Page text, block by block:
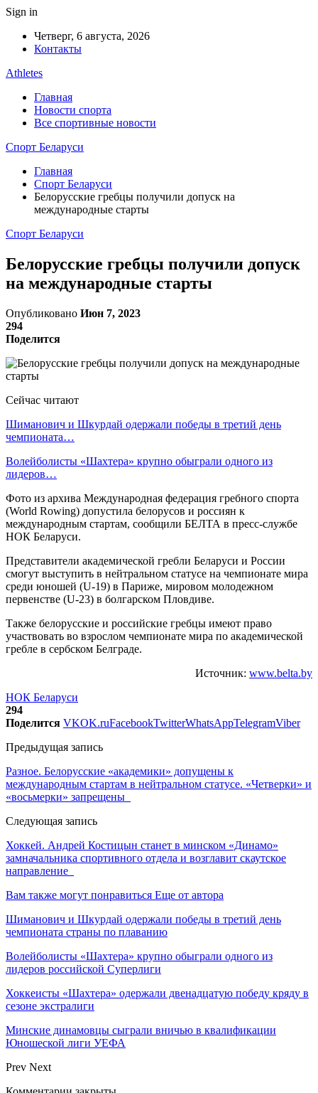
Sign in
Четверг, 6 августа, 2026
Контакты
Athletes
Главная
Новости спорта
Все спортивные новости
Спорт Беларуси
Главная
Спорт Беларуси
Белорусские гребцы получили допуск на
международные старты
Спорт Беларуси
Белорусские гребцы получили допуск
на международные старты
Опубликовано Июн 7, 2023
294
Поделится
Сейчас читают
Шиманович и Шкурдай одержали победы в третий день
чемпионата…
Волейболисты «Шахтера» крупно обыграли одного из
лидеров…
Фото из архива Международная федерация гребного спорта
(World Rowing) допустила белорусов и россиян к
международным стартам, сообщили БЕЛТА в пресс-службе
НОК Беларуси.
Представители академической гребли Беларуси и России
смогут выступить в нейтральном статусе на чемпионате мира
среди юношей (U-19) в Париже, мировом молодежном
первенстве (U-23) в болгарском Пловдиве.
Также белорусские и российские гребцы имеют право
участвовать во взрослом чемпионате мира по академической
гребле в сербском Белграде.
Источник: www.belta.by
НОК Беларуси
294
Поделится VKOK.ruFacebookTwitterWhatsAppTelegramViber
Предыдущая запись
Разное. Белорусские «академики» допущены к
международным стартам в нейтральном статусе. «Четверки» и
«восьмерки» запрещены
Следующая запись
Хоккей. Андрей Костицын станет в минском «Динамо»
замначальника спортивного отдела и возглавит скаутское
направление
Вам также могут понравиться Еще от автора
Шиманович и Шкурдай одержали победы в третий день
чемпионата страны по плаванию
Волейболисты «Шахтера» крупно обыграли одного из
лидеров российской Суперлиги
Хоккеисты «Шахтера» одержали двенадцатую победу кряду в
сезоне экстралиги
Минские динамовцы сыграли вничью в квалификации
Юношеской лиги УЕФА
Prev Next